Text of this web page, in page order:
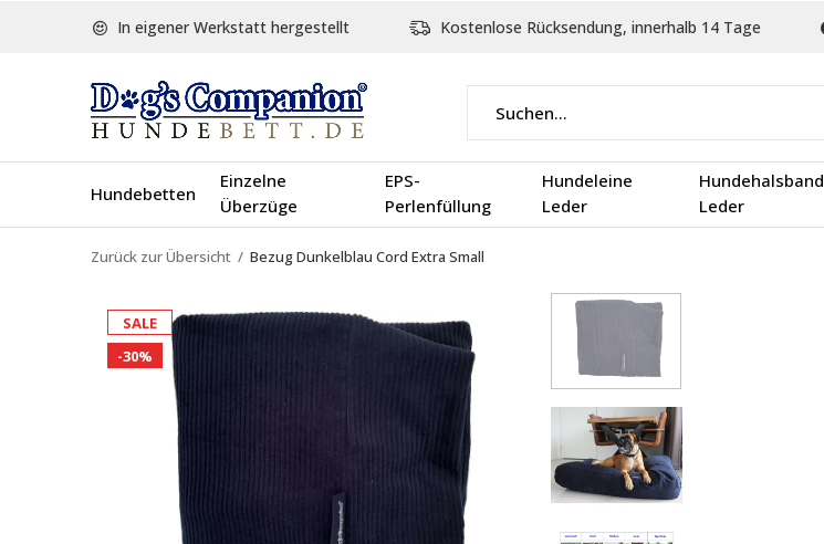
Hundebetten
Einzelne
Überzüge
EPS-
Perlenfüllung
Hundeleine
Leder
Hundehalsband
Leder
In eigener Werkstatt hergestellt Kostenlose Rücksendung, innerhalb 14 Tage
Zurück zur Übersicht Bezug Dunkelblau Cord Extra Small
SALE
-30%